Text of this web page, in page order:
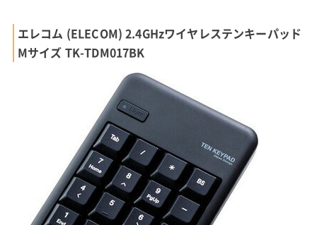
エレコム (ELECOM) 2.4GHzワイヤレステンキーパッド
Mサイズ TK-TDM017BK